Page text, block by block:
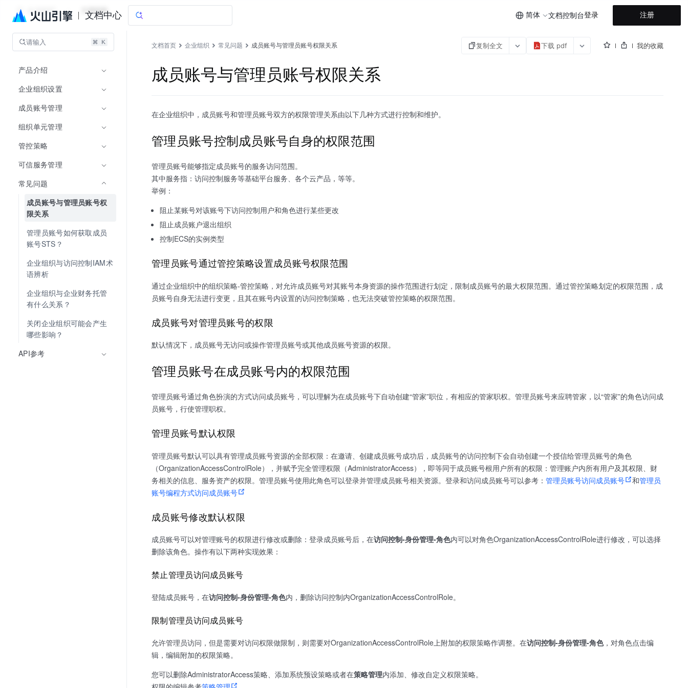
文档中心 简体 文档控制台登录 注册
企业组织 文档指南
请输入
产品介绍
企业组织设置
成员账号管理
组织单元管理
管控策略
可信服务管理
常见问题
成员账号与管理员账号权
限关系
管理员账号如何获取成员
账号STS？
企业组织与访问控制IAM术
语辨析
企业组织与企业财务托管
有什么关系？
关闭企业组织可能会产生
哪些影响？
API参考
文档首页 企业组织 常见问题 成员账号与管理员账号权限关系 复制全文 下载 pdf 我的收藏
成员账号与管理员账号权限关系
在企业组织中，成员账号和管理员账号双方的权限管理关系由以下几种方式进行控制和维护。
管理员账号控制成员账号自身的权限范围
管理员账号能够指定成员账号的服务访问范围。
其中服务指：访问控制服务等基础平台服务、各个云产品，等等。
举例：
阻止某账号对该账号下访问控制用户和角色进行某些更改
阻止成员账户退出组织
控制ECS的实例类型
管理员账号通过管控策略设置成员账号权限范围
通过企业组织中的组织策略-管控策略，对允许成员账号对其账号本身资源的操作范围进行划定，限制成员账号的最大权限范围。通过管控策略划定的权限范围，成
员账号自身无法进行变更，且其在账号内设置的访问控制策略，也无法突破管控策略的权限范围。
成员账号对管理员账号的权限
默认情况下，成员账号无访问或操作管理员账号或其他成员账号资源的权限。
管理员账号在成员账号内的权限范围
管理员账号通过角色扮演的方式访问成员账号，可以理解为在成员账号下自动创建“管家”职位，有相应的管家职权。管理员账号来应聘管家，以“管家”的角色访问成
员账号，行使管理职权。
管理员账号默认权限
管理员账号默认可以具有管理成员账号资源的全部权限：在邀请、创建成员账号成功后，成员账号的访问控制下会自动创建一个授信给管理员账号的角色
（OrganizationAccessControlRole），并赋予完全管理权限（AdministratorAccess），即等同于成员账号根用户所有的权限：管理账户内所有用户及其权限、财
务相关的信息、服务资产的权限。管理员账号使用此角色可以登录并管理成员账号相关资源。登录和访问成员账号可以参考： 管理员账号访问成员账号 和管理员
账号编程方式访问成员账号
成员账号修改默认权限
成员账号可以对管理账号的权限进行修改或删除：登录成员账号后，在访问控制-身份管理-角色内可以对角色OrganizationAccessControlRole进行修改，可以选择
删除该角色。操作有以下两种实现效果：
禁止管理员访问成员账号
登陆成员账号，在访问控制-身份管理-角色内，删除访问控制内OrganizationAccessControlRole。
限制管理员访问成员账号
允许管理员访问，但是需要对访问权限做限制，则需要对OrganizationAccessControlRole上附加的权限策略作调整。在访问控制-身份管理-角色，对角色点击编
辑，编辑附加的权限策略。
您可以删除AdministratorAccess策略、添加系统预设策略或者在策略管理内添加、修改自定义权限策略。